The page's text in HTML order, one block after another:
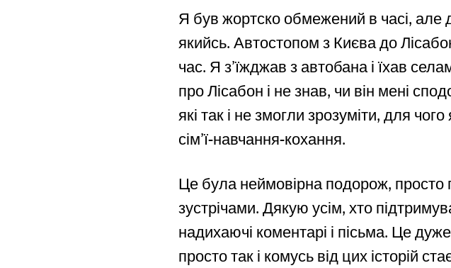
Я був жортско обмежений в часі,
якийсь. Автостопом з Києва до
час. Я з’їжджав з автобана і їхав
про Лісабон і не знав, чи він мені
які так і не змогли зрозуміти, для
сім’ї-навчання-кохання.
Це була неймовірна подорож,
зустрічами. Дякую усім, хто
надихаючі коментарі і пісьма. Це
просто так і комусь від цих історій